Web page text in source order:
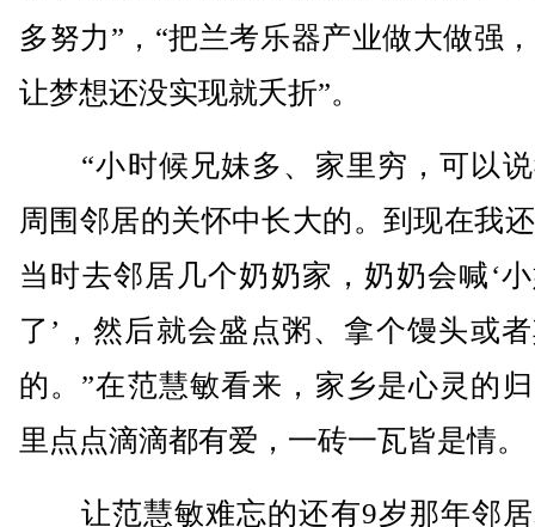
多努力”，“把兰考乐器产业做大做强
让梦想还没实现就夭折”。
“小时候兄妹多、家里穷，可以说
周围邻居的关怀中长大的。到现在我
当时去邻居几个奶奶家，奶奶会喊‘
了’，然后就会盛点粥、拿个馒头或
的。”在范慧敏看来，家乡是心灵的
里点点滴滴都有爱，一砖一瓦皆是情。
让范慧敏难忘的还有9岁那年邻居